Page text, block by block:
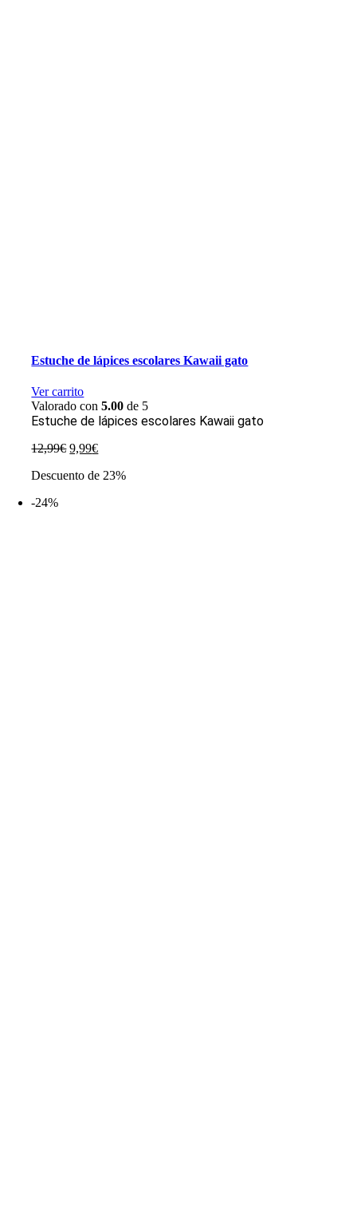
Estuche de lápices escolares Kawaii gato
Ver carrito
Valorado con5.00 de 5
Estuche de lápices escolares Kawaii gato
12,99€ El
original
9,99€El
actual
Descuento de 23%
-24%